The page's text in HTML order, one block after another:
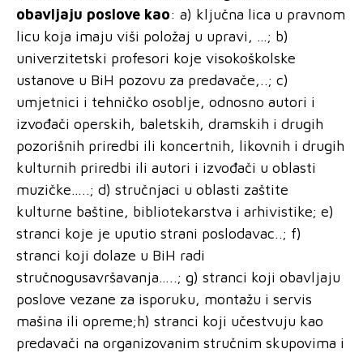
obavljaju poslove kao: a) ključna lica u pravnom
licu koja imaju viši položaj u upravi, …; b)
univerzitetski profesori koje visokoškolske
ustanove u BiH pozovu za predavače,..; c)
umjetnici i tehničko osoblje, odnosno autori i
izvođači operskih, baletskih, dramskih i drugih
pozorišnih priredbi ili koncertnih, likovnih i drugih
kulturnih priredbi ili autori i izvođači u oblasti
muzičke…..; d) stručnjaci u oblasti zaštite
kulturne baštine, bibliotekarstva i arhivistike; e)
stranci koje je uputio strani poslodavac..; f)
stranci koji dolaze u BiH radi
stručnogusavršavanja…..; g) stranci koji obavljaju
poslove vezane za isporuku, montažu i servis
mašina ili opreme;h) stranci koji učestvuju kao
predavači na organizovanim stručnim skupovima i